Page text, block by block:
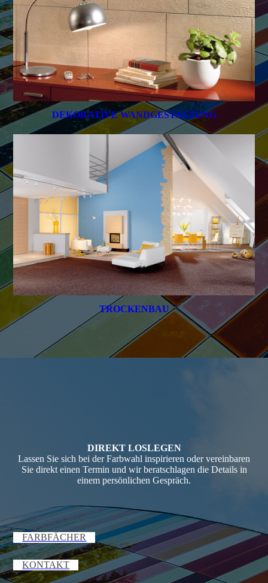
DEKORATIVE WANDGESTALTUNG
TROCKENBAU
DIREKT LOSLEGEN
Lassen Sie sich bei der Farbwahl inspirieren oder vereinbaren
Sie direkt einen Termin und wir beratschlagen die Details in
einem persönlichen Gespräch.
FARBFÄCHER
KONTAKT